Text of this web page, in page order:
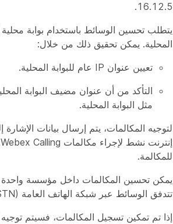
16.12.5.
يتطلب تحسين الوسائط باستخدام بوابة محلية
المحلية. يمكن تحقيق ذلك من خلال:
تعيين عنوان IP عام للبوابة المحلية.
التأكد من أن عنوان مضيف البوابة
مثل البوابة المحلية.
للمكالمة.
يمكن تحسين المكالمات داخل مؤسسة
تتدفق الوسائط عبر شبكة الهاتف العامة (PSTN) لأسباب تنظيمية.
إذا تم تمكين تسجيل المكالمات، فسيتم